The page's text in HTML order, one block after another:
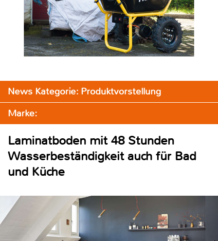
News Kategorie: Produktvorstellung
Marke:
Laminatboden mit 48 Stunden
Wasserbeständigkeit auch für Bad
und Küche